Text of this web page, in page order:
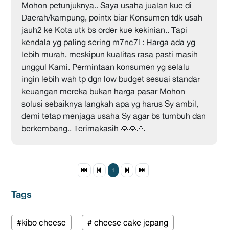
Mohon petunjuknya.. Saya usaha jualan kue di
Daerah/kampung, pointx biar Konsumen tdk usah
jauh2 ke Kota utk bs order kue kekinian.. Tapi
kendala yg paling sering m7nc7l : Harga ada yg
lebih murah, meskipun kualitas rasa pasti masih
unggul Kami. Permintaan konsumen yg selalu
ingin lebih wah tp dgn low budget sesuai standar
keuangan mereka bukan harga pasar Mohon
solusi sebaiknya langkah apa yg harus Sy ambil,
demi tetap menjaga usaha Sy agar bs tumbuh dan
berkembang.. Terimakasih 🙏🙏🙏
1
Tags
#kibo cheese # cheese cake jepang